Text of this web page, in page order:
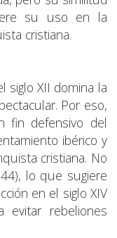
su uso en la
cristiana.
siglo XII domina la
Por eso,
fin defensivo del
ibérico y
cristiana. No
lo que sugiere
en el siglo XIV
evitar rebeliones